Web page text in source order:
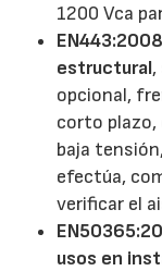
1200 Vca
estructural
opcional,
corto
baja
efectúa,
verificar el
usos en